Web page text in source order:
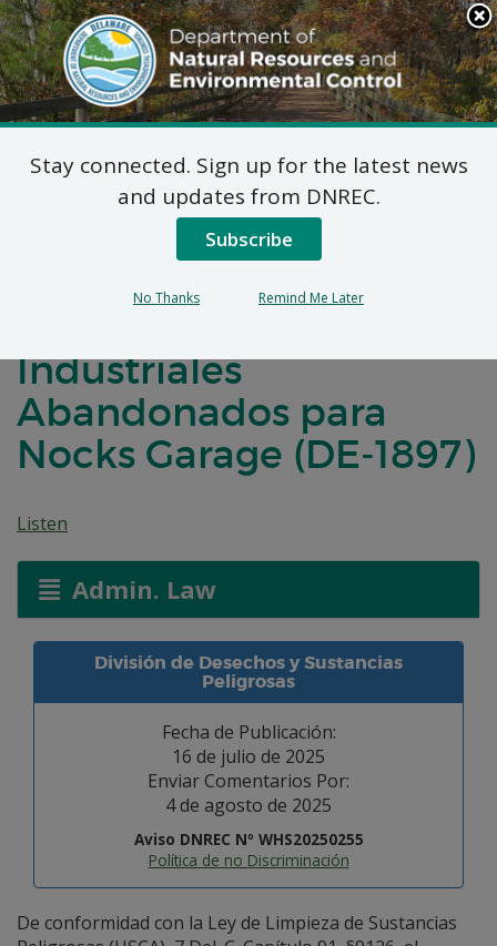
Search
This
Site
DNREC Menu
Notificación de
Comentarios Públicos
para un Acuerdo de
Industriales
Abandonados para
Nocks Garage (DE-1897)
Listen
Admin. Law
División de Desechos y Sustancias
Peligrosas
Fecha de Publicación:
16 de julio de 2025
Enviar Comentarios Por:
4 de agosto de 2025
Aviso DNREC Nº WHS20250255
Política de no Discriminación
De conformidad con la Ley de Limpieza de Sustancias
Stay connected. Sign up for the latest news
and updates from DNREC.
Subscribe
No Thanks Remind Me Later